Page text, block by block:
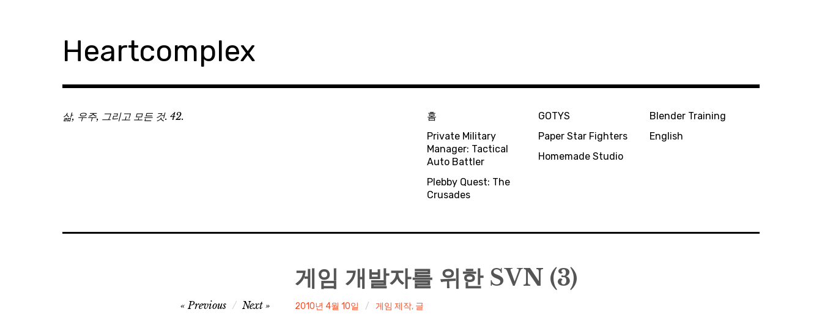
Heartcomplex
삶, 우주, 그리고 모든 것. 42.
홈
Private Military
Manager: Tactical
Auto Battler
Plebby Quest: The
Crusades
GOTYS
Paper Star Fighters
Homemade Studio
Blender Training
English
게임 개발자를 위한 SVN (3)
irene
2010년 4월 10일 게임 제작, 글
Previous Next